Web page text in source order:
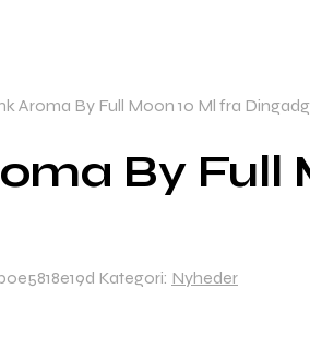
Aroma By Full Moon 10 Ml fra
By Full
Kategori: Nyheder